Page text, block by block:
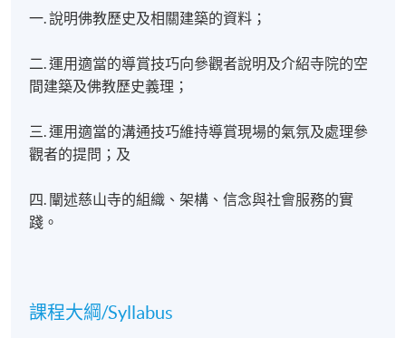
一. 說明佛教歷史及相關建築的資料；
二. 運用適當的導賞技巧向參觀者說明及介紹寺院的空
間建築及佛教歷史義理；
三. 運用適當的溝通技巧維持導賞現場的氣氛及處理參
觀者的提問；及
四. 闡述慈山寺的組織、架構、信念與社會服務的實
踐。
課程大綱/Syllabus